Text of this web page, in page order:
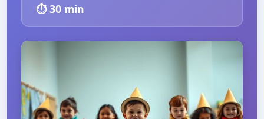
⏱️30 min